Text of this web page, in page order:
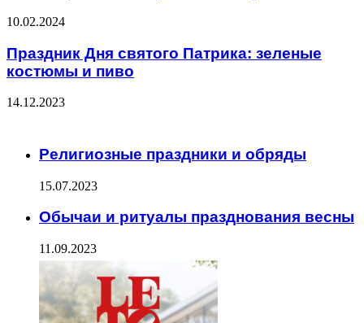
10.02.2024
Праздник Дня святого Патрика: зеленые
костюмы и пиво
14.12.2023
Религиозные праздники и обряды
15.07.2023
Обычаи и ритуалы празднования весны
11.09.2023